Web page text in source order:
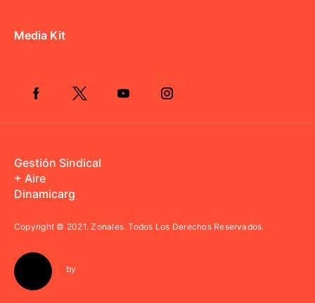
Media Kit
Gestión Sindical
+ Aire
Dinamicarg
Copyright © 2021.Zonales. Todos Los Derechos Reservados.
by